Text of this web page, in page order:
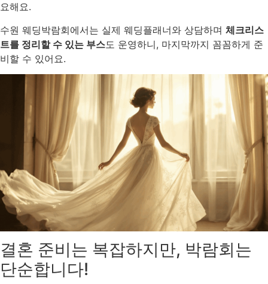
요해요.
수원 웨딩박람회에서는 실제 웨딩플래너와 상담하며 체크리스
트를 정리할 수 있는 부스도 운영하니, 마지막까지 꼼꼼하게 준
비할 수 있어요.
결혼 준비는 복잡하지만, 박람회는
단순합니다!